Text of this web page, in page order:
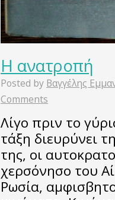
Η ανατροπή
Posted by Βαγγέλης
Comments
Λίγο πριν το
τάξη διευρύνει
της, οι
χερσόνησο του
Ρωσία,